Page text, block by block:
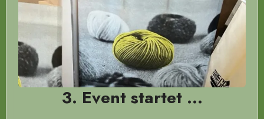
3. Event startet …